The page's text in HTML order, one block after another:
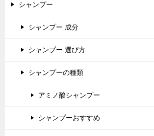
シャンプー
シャンプー 成分
シャンプー 選び方
シャンプーの種類
アミノ酸シャンプー
シャンプーおすすめ